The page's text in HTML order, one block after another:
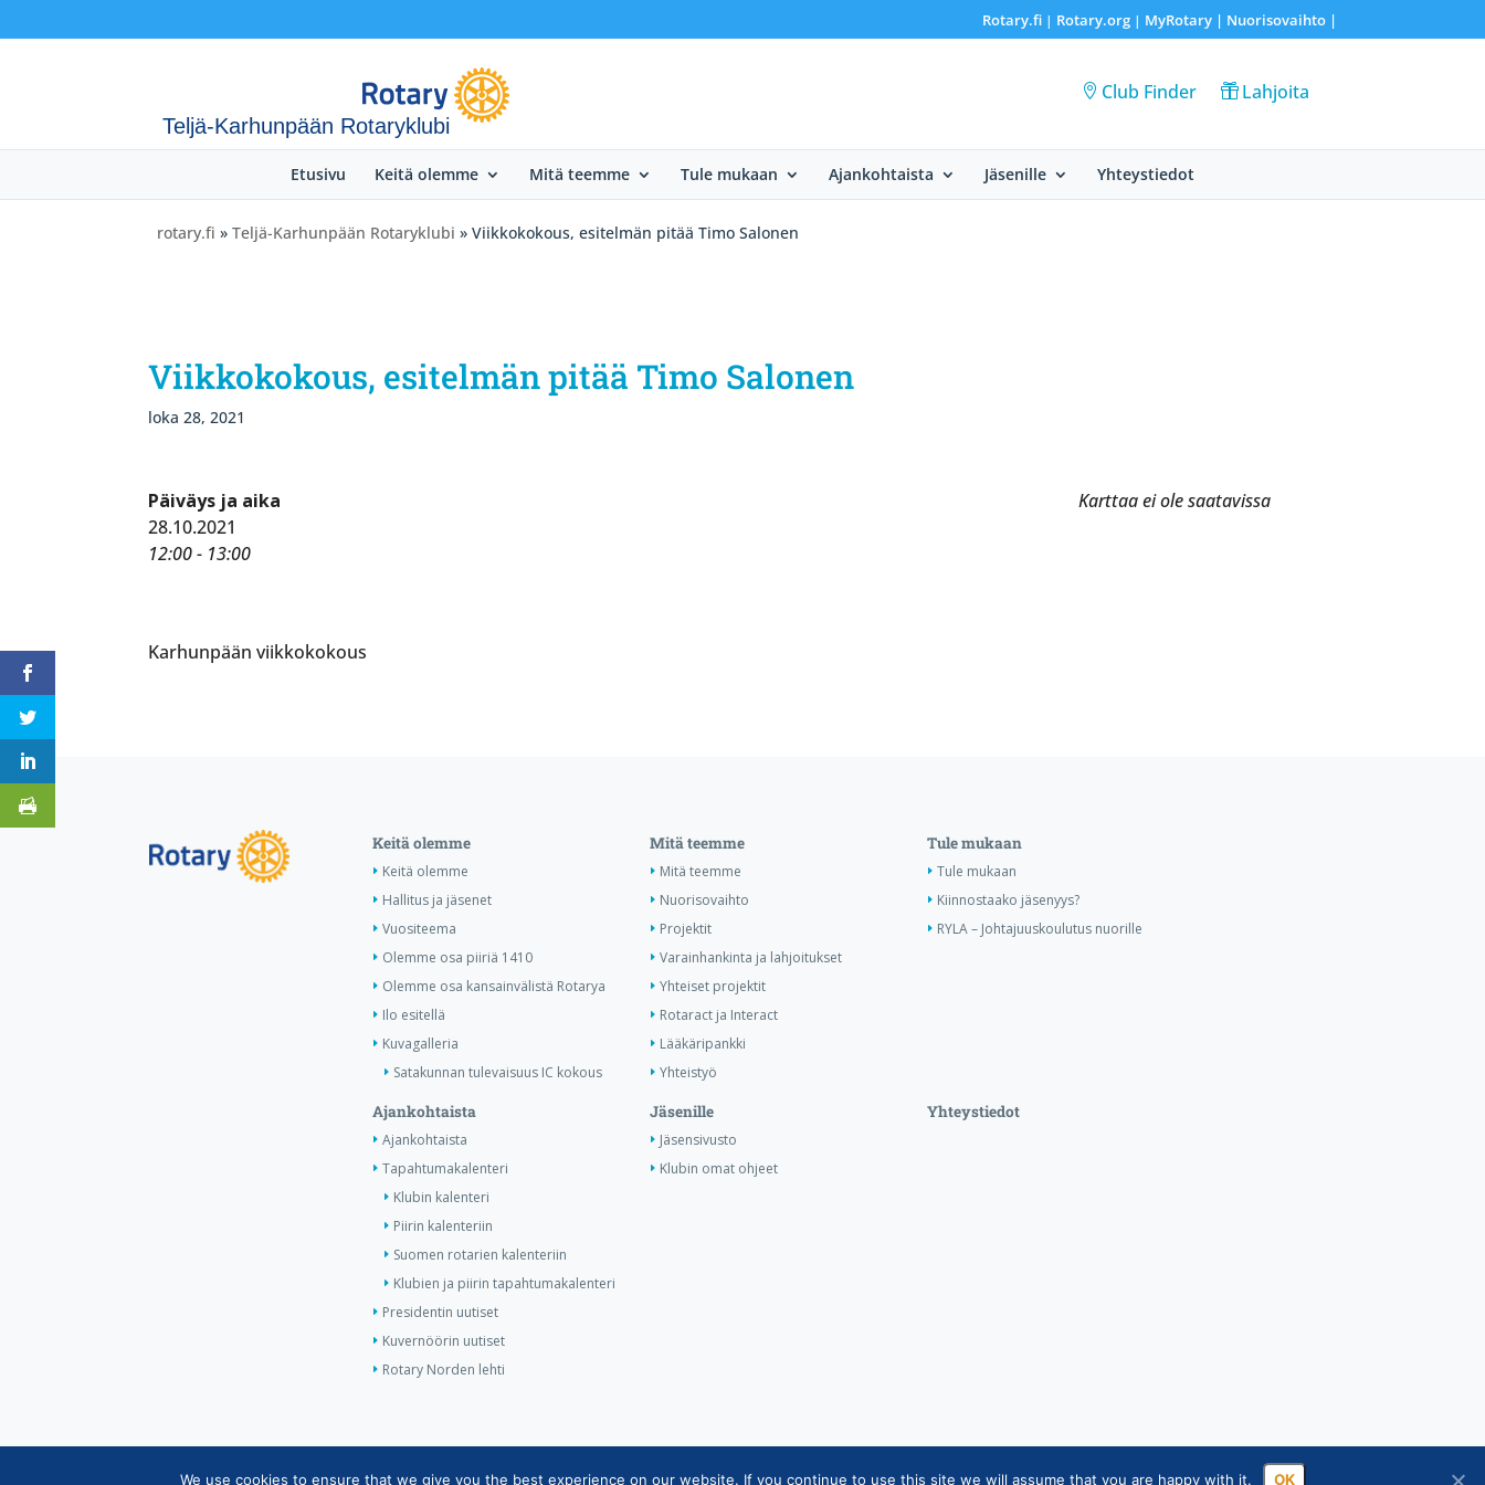
Rotary.fi| Rotary.org| MyRotary | Nuorisovaihto|
Teljä-Karhunpään Rotaryklubi
Club Finder Lahjoita
Etusivu Keitä olemme Mitä teemme Tule mukaan Ajankohtaista Jäsenille Yhteystiedot
rotary.fi » Teljä-Karhunpään Rotaryklubi » Viikkokokous, esitelmän pitää Timo Salonen
Viikkokokous, esitelmän pitää Timo Salonen
loka 28, 2021
Karttaa ei ole saatavissa
Päiväys ja aika
28.10.2021
12:00 - 13:00
Karhunpään viikkokokous
Keitä olemme
Keitä olemme
Hallitus ja jäsenet
Vuositeema
Olemme osa piiriä 1410
Olemme osa kansainvälistä Rotarya
Ilo esitellä
Kuvagalleria
Satakunnan tulevaisuus IC kokous
Mitä teemme
Mitä teemme
Nuorisovaihto
Projektit
Varainhankinta ja lahjoitukset
Yhteiset projektit
Rotaract ja Interact
Lääkäripankki
Yhteistyö
Tule mukaan
Tule mukaan
Kiinnostaako jäsenyys?
RYLA – Johtajuuskoulutus nuorille
Ajankohtaista
Ajankohtaista
Tapahtumakalenteri
Klubin kalenteri
Piirin kalenteriin
Suomen rotarien kalenteriin
Klubien ja piirin tapahtumakalenteri
Presidentin uutiset
Kuvernöörin uutiset
Rotary Norden lehti
Jäsenille
Jäsensivusto
Klubin omat ohjeet
Yhteystiedot
We use cookies to ensure that we give you the best experience on our website. If you continue to use this site we will assume that you are happy with it. OK